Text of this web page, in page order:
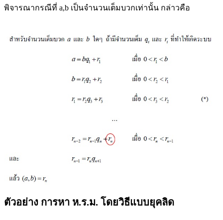
พิจารณากรณีที่ a,b เป็นจำนวนเต็มบวกเท่านั้น กล่าวคือ
ตัวอย่าง การหา ห.ร.ม. โดยวิธีแบบยุคลิด